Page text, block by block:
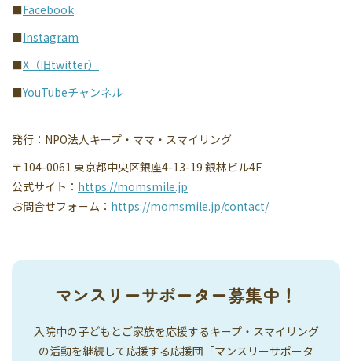
■Facebook
■Instagram
■X（旧twitter）
■YouTubeチャンネル
発行：NPO法人キープ・ママ・スマイリング
〒104-0061 東京都中央区銀座4-13-19 銀林ビル4F
公式サイト： https://momsmile.jp
お問合せフォーム： https://momsmile.jp/contact/
マンスリーサポーター募集中！
入院中の子どもとご家族を応援するキープ・スマイリング
の活動を継続して応援する応援団「マンスリーサポータ